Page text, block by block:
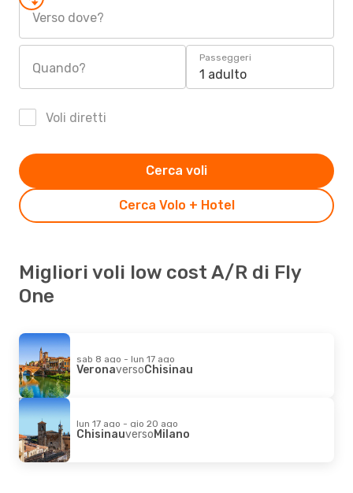
Verso dove?
Quando?
Passeggeri
1 adulto
Voli diretti
Cerca Volo + Hotel
Cerca voli
Migliori voli low cost A/R di Fly
One
sab 8 ago - lun 17 ago
VeronaversoChisinau
lun 17 ago - gio 20 ago
ChisinauversoMilano